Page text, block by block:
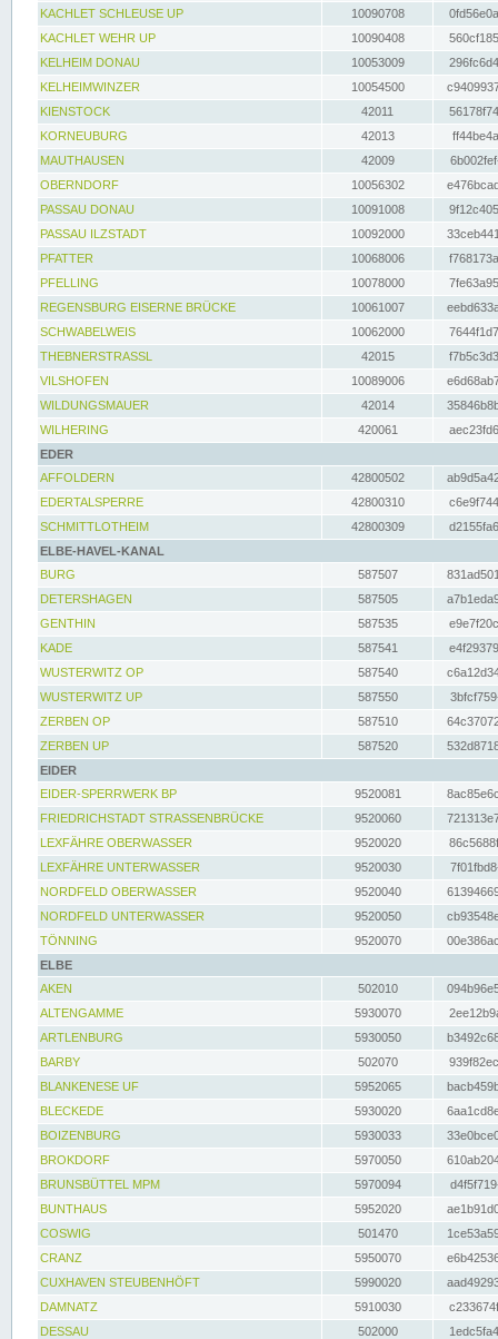
KACHLET SCHLEUSE UP
10090708
KACHLET WEHR UP
10090408
KELHEIM DONAU
10053009
KELHEIMWINZER
10054500
KIENSTOCK
42011
KORNEUBURG
42013
MAUTHAUSEN
42009
OBERNDORF
10056302
PASSAU DONAU
10091008
PASSAU ILZSTADT
10092000
PFATTER
10068006
PFELLING
10078000
REGENSBURG EISERNE BRÜCKE
10061007
SCHWABELWEIS
10062000
THEBNERSTRASSL
42015
VILSHOFEN
10089006
WILDUNGSMAUER
42014
WILHERING
420061
EDER
AFFOLDERN
42800502
EDERTALSPERRE
42800310
SCHMITTLOTHEIM
42800309
ELBE-HAVEL-KANAL
BURG
587507
DETERSHAGEN
587505
GENTHIN
587535
KADE
587541
WUSTERWITZ OP
587540
WUSTERWITZ UP
587550
ZERBEN OP
587510
ZERBEN UP
587520
EIDER
EIDER-SPERRWERK BP
9520081
FRIEDRICHSTADT STRASSENBRÜCKE
9520060
LEXFÄHRE OBERWASSER
9520020
LEXFÄHRE UNTERWASSER
9520030
NORDFELD OBERWASSER
9520040
NORDFELD UNTERWASSER
9520050
TÖNNING
9520070
ELBE
AKEN
502010
ALTENGAMME
5930070
ARTLENBURG
5930050
BARBY
502070
BLANKENESE UF
5952065
BLECKEDE
5930020
BOIZENBURG
5930033
BROKDORF
5970050
BRUNSBÜTTEL MPM
5970094
BUNTHAUS
5952020
COSWIG
501470
CRANZ
5950070
CUXHAVEN STEUBENHÖFT
5990020
DAMNATZ
5910030
DESSAU
502000